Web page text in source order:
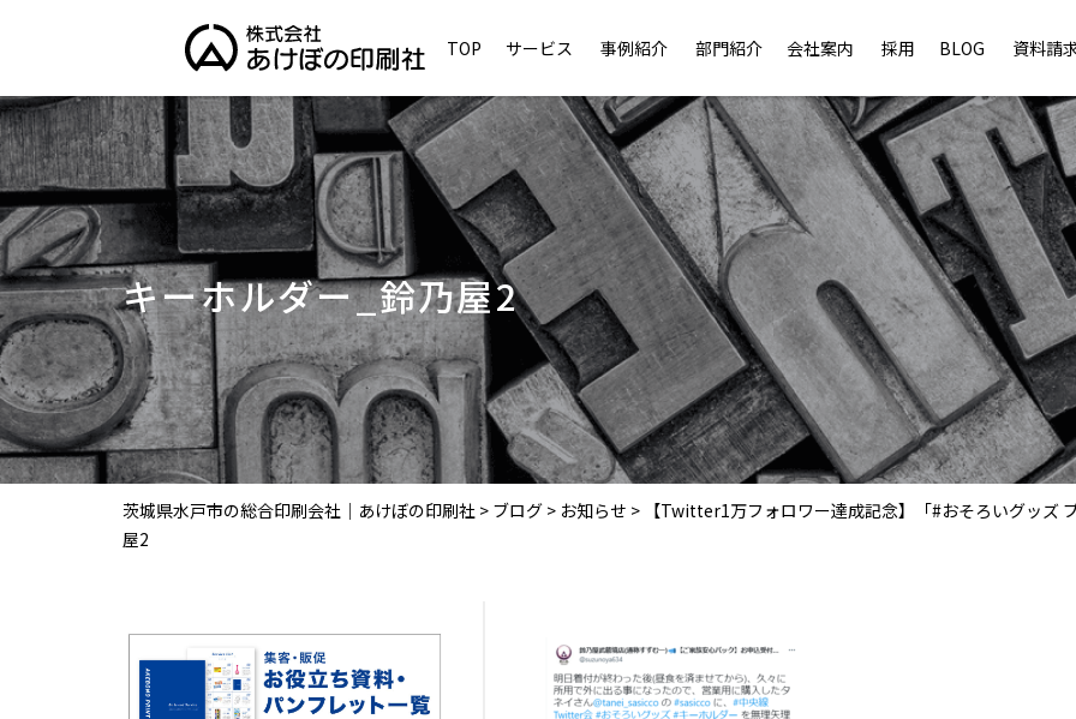
TOP サービス 事例紹介 部門紹介 会社案内 採用 BLOG 資料請
キーホルダー_鈴乃屋2
茨城県水戸市の総合印刷会社｜あけぼの印刷社 > ブログ > お知らせ > 【Twitter1万フォロワー達成記念】「#おそろいグッズ
屋2